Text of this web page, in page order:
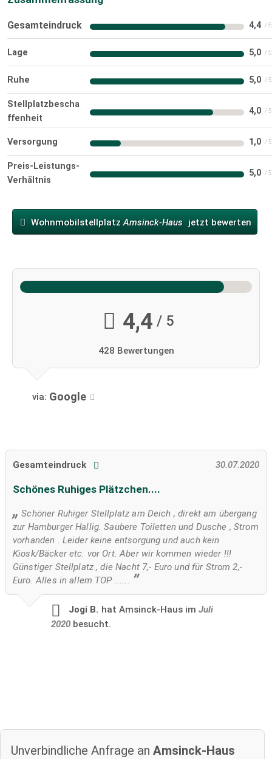
Gesamteindruck 4,4
Lage 5,0
Ruhe 5,0
Stellplatzbescha
ffenheit
4,0
Versorgung 1,0
Preis-Leistungs-
Verhältnis
5,0
Wohnmobilstellplatz Amsinck-Haus jetzt bewerten
4,4 / 5
428 Bewertungen
via: Google
Gesamteindruck 30.07.2020
Schönes Ruhiges Plätzchen....
Schöner Ruhiger Stellplatz am Deich , direkt am übergang
zur Hamburger Hallig. Saubere Toiletten und Dusche , Strom
vorhanden . Leider keine entsorgung und auch kein
Kiosk/Bäcker etc. vor Ort. Aber wir kommen wieder !!!
Günstiger Stellplatz , die Nacht 7,- Euro und für Strom 2,-
Euro. Alles in allem TOP ......
Jogi B. hat Amsinck-Haus im Juli
2020 besucht.
Unverbindliche Anfrage an Amsinck-Haus